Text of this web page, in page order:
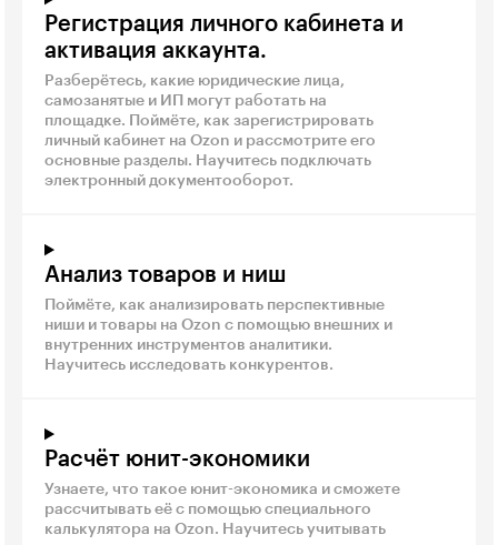
Регистрация личного кабинета и
активация аккаунта.
Разберётесь, какие юридические лица,
самозанятые и ИП могут работать на
площадке. Поймёте, как зарегистрировать
личный кабинет на Ozon и рассмотрите его
основные разделы. Научитесь подключать
электронный документооборот.
Анализ товаров и ниш
Поймёте, как анализировать перспективные
ниши и товары на Ozon с помощью внешних и
внутренних инструментов аналитики.
Научитесь исследовать конкурентов.
Расчёт юнит-экономики
Узнаете, что такое юнит-экономика и сможете
рассчитывать её с помощью специального
калькулятора на Ozon. Научитесь учитывать